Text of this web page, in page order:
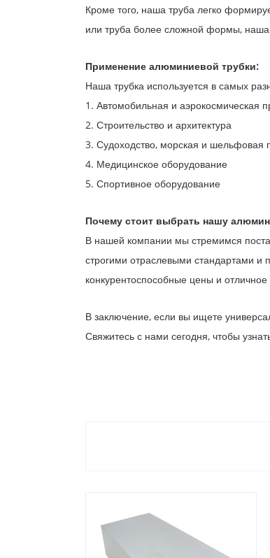
Кроме того, наша труба легко
или труба более сложной формы, наша
Применение алюминиевой трубки:
Наша трубка используется в самых
1. Автомобильная и аэрокосмическая
2. Строительство и архитектура
3. Судоходство, морская и шельфовая
4. Медицинское оборудование
5. Спортивное оборудование
Почему стоит выбрать нашу
В нашей компании мы стремимся
строгими отраслевыми стандартами и
конкурентоспособные цены и
В заключение, если вы ищете
Свяжитесь с нами сегодня, чтобы